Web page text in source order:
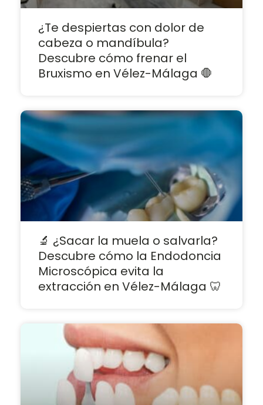
¿Te despiertas con dolor de
cabeza o mandíbula?
Descubre cómo frenar el
Bruxismo en Vélez-Málaga 🛑
🔬 ¿Sacar la muela o salvarla?
Descubre cómo la Endodoncia
Microscópica evita la
extracción en Vélez-Málaga 🦷